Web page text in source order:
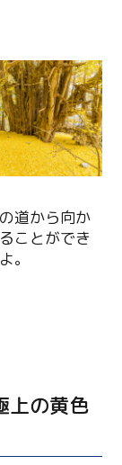
道から向か
ことができ
。
上の黄色